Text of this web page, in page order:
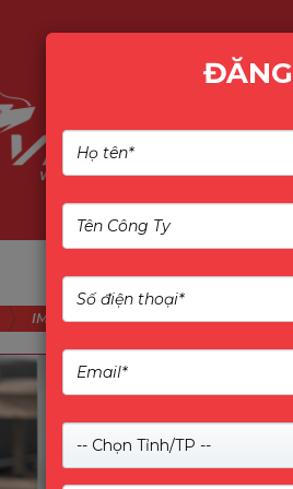
IMOU ROBOT HÚT BỤI IMOU
-- Chọn Tỉnh/TP --